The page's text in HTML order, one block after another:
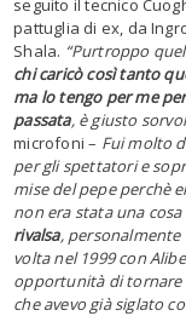
seguito il tecnico
pattuglia di ex, da
Shala. “Purtroppo
chi caricò così tanto
ma lo tengo per me
passata, è giusto
microfoni – Fui molto
per gli spettatori e
mise del pepe perchè
non era stata una
rivalsa, personalmente
volta nel 1999 con
opportunità di tornare
che avevo già siglato